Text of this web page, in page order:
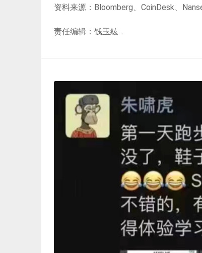
资料来源：Bloomberg、CoinDesk、
责任编辑：钱玉紘…